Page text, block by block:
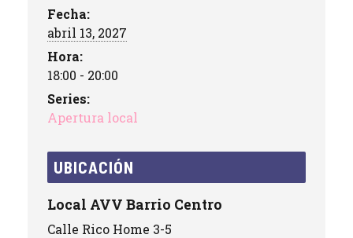
Fecha:
abril 13, 2027
Hora:
18:00 - 20:00
Series:
Apertura local
UBICACIÓN
Local AVV Barrio Centro
Calle Rico Home 3-5